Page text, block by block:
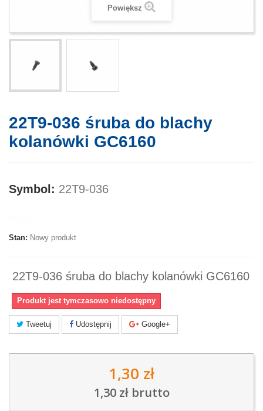
Powiększ
22T9-036 śruba do blachy
kolanówki GC6160
Symbol: 22T9-036
Stan: Nowy produkt
22T9-036 śruba do blachy kolanówki GC6160
Produkt jest tymczasowo niedostępny
Tweetuj Udostępnij Google+
1,30 zł
1,30 złbrutto